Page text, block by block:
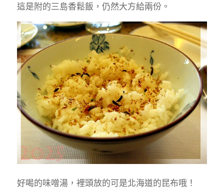
這是附的三島香鬆飯，仍然大方給兩份。
好喝的味噌湯，裡頭放的可是北海道的昆布哦！